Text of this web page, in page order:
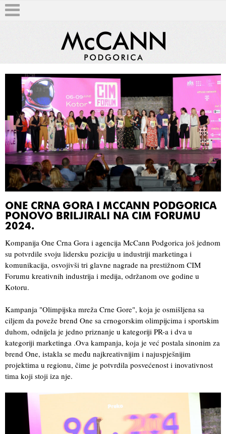
ONE CRNA GORA I MCCANN PODGORICA
PONOVO BRILJIRALI NA CIM FORUMU
2024.
Kompanija One Crna Gora i agencija McCann Podgorica još jednom
su potvrdile svoju lidersku poziciju u industriji marketinga i
komunikacija, osvojivši tri glavne nagrade na prestižnom CIM
Forumu kreativnih industrija i medija, održanom ove godine u
Kotoru.
Kampanja "Olimpijska mreža Crne Gore", koja je osmišljena sa
ciljem da poveže brend One sa crnogorskim olimpijcima i sportskim
duhom, odnijela je jedno priznanje u kategoriji PR-a i dva u
kategoriji marketinga .Ova kampanja, koja je već postala sinonim za
brend One, istakla se među najkreativnijim i najuspješnijim
projektima u regionu, čime je potvrdila posvećenost i inovativnost
tima koji stoji iza nje.